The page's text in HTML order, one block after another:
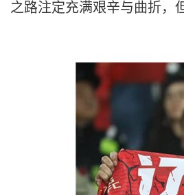
之路注定充满艰辛与曲折，